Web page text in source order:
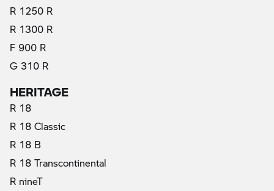
R 1250 R
R 1300 R
F 900 R
G 310 R
HERITAGE
R 18
R 18 Classic
R 18 B
R 18 Transcontinental
R nineT